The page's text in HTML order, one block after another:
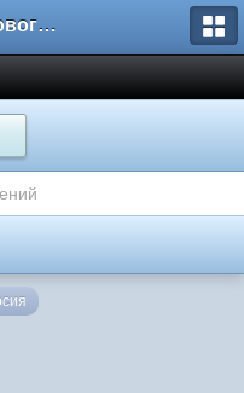
Форум игрового проекта Riverrise